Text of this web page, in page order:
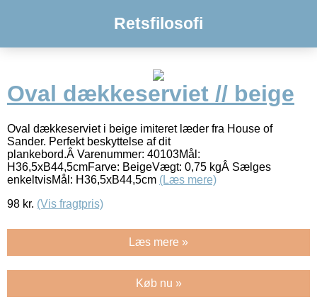
Retsfilosofi
Oval dækkeserviet // beige
Oval dækkeserviet i beige imiteret læder fra House of
Sander. Perfekt beskyttelse af dit
plankebord.Â Varenummer: 40103Mål:
H36,5xB44,5cmFarve: BeigeVægt: 0,75 kgÂ Sælges
enkeltvisMål: H36,5xB44,5cm (Læs mere)
98 kr. (Vis fragtpris)
Læs mere »
Køb nu »